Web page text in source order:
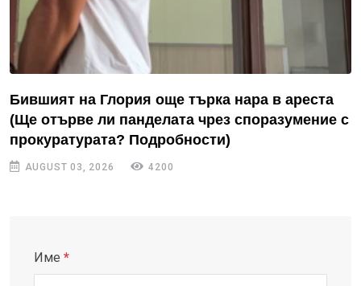
Бившият на Глория още търка нара в ареста
(Ще отърве ли панделата чрез споразумение с
прокуратурата? Подробности)
AUGUST 03, 2026 4200
Име *